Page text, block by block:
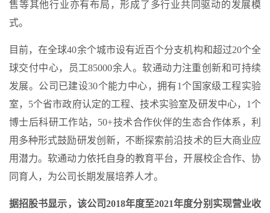
售等其他行业亦有布局，形成了多行业共同驱动的发展模
式。
目前，在全球40余个城市设有近百个分支机构和超过20个全
球交付中心，员工85000余人。软通动力注重创新和可持续
发展。公司已建设30个能力中心，拥有1个国家级工程实验
室，5个省市政府认定的工程、技术实验室及研发中心，1个
博士后科研工作站，50+技术合作伙伴的生态合作体系，利
用多种形式鼓励研发创新，不断探索前沿技术的巨大商业应
用潜力。软通动力依托自身的教育平台，开展校企合作、协
同育人，为公司长期发展培养人才。
据招股书显示，该公司2018年度至2021年度分别实现营业收